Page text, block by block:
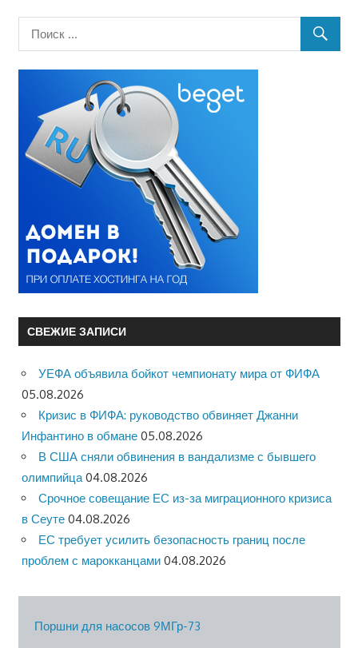
СВЕЖИЕ ЗАПИСИ
УЕФА объявила бойкот чемпионату мира от ФИФА
05.08.2026
Кризис в ФИФА: руководство обвиняет Джанни
Инфантино в обмане 05.08.2026
В США сняли обвинения в вандализме с бывшего
олимпийца 04.08.2026
Срочное совещание ЕС из-за миграционного кризиса
в Сеуте 04.08.2026
ЕС требует усилить безопасность границ после
проблем с марокканцами 04.08.2026
Поршни для насосов 9МГр-73